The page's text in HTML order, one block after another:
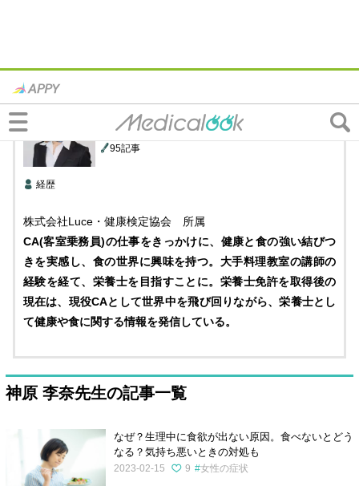
栄養士・食育栄養インストラクター
神原 李奈先生
95記事
経歴
株式会社Luce・健康検定協会 所属
CA(客室乗務員)の仕事をきっかけに、健康と食の強い結びつ
きを実感し、食の世界に興味を持つ。大手料理教室の講師の
経験を経て、栄養士を目指すことに。栄養士免許を取得後の
現在は、現役CAとして世界中を飛び回りながら、栄養士とし
て健康や食に関する情報を発信している。
神原 李奈先生の記事一覧
なぜ？生理中に食欲が出ない原因。食べないとどう
なる？気持ち悪いときの対処も
2023-02-15 9 女性の症状